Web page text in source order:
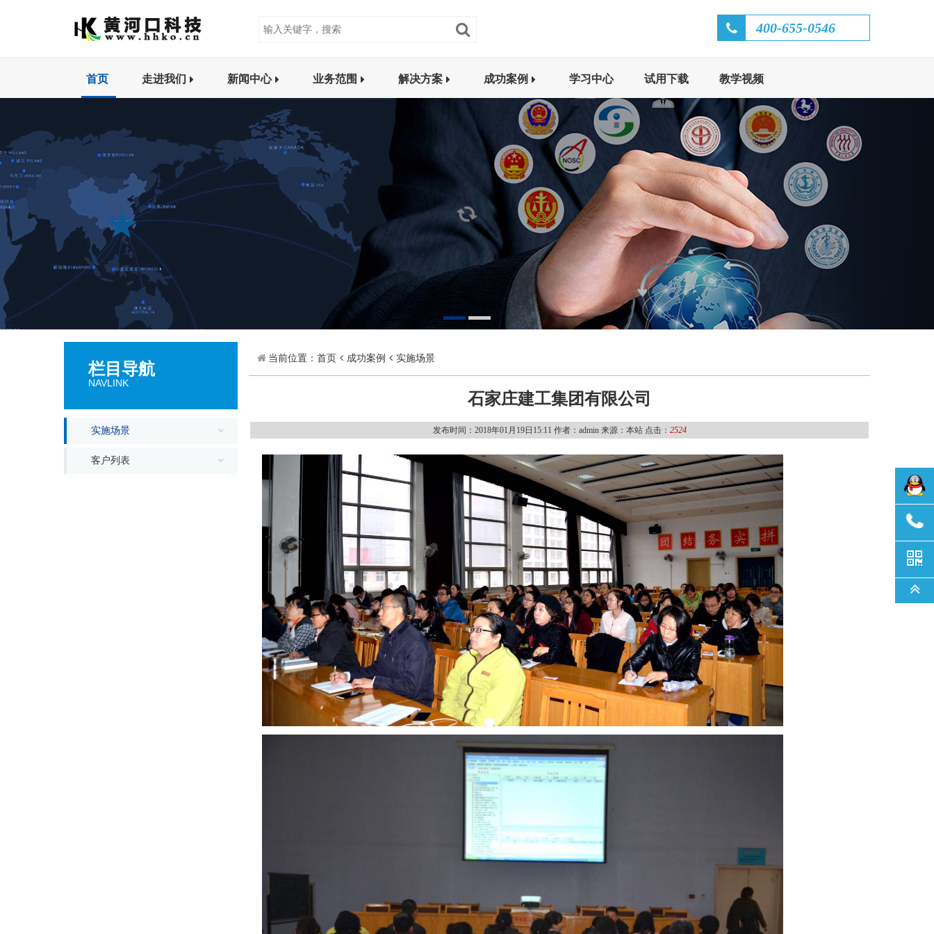
400-655-0546
首页 走进我们 新闻中心 业务范围 解决方案 成功案例 学习中心 试用下载 教学视频
栏目导航
NAVLINK
实施场景
客户列表
当前位置： 首页 成功案例 实施场景
石家庄建工集团有限公司
发布时间：2018年01月19日15:11 作者：admin 来源：本站 点击： 2524